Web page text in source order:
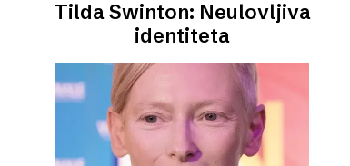
Tilda Swinton: Neulovljiva
identiteta